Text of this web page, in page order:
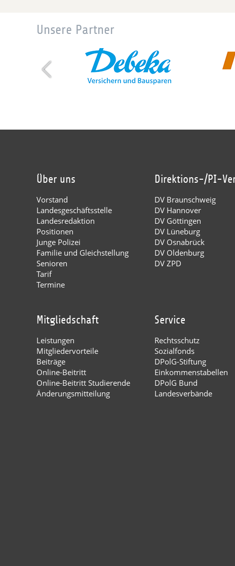
Unsere Partner
Über uns
Vorstand
Landesgeschäftsstelle
Landesredaktion
Positionen
Junge Polizei
Familie und Gleichstellung
Senioren
Tarif
Termine
Direktions-/PI-
DV Braunschweig
DV Hannover
DV Göttingen
DV Lüneburg
DV Osnabrück
DV Oldenburg
DV ZPD
Mitgliedschaft
Leistungen
Mitgliedervorteile
Beiträge
Online-Beitritt
Online-Beitritt Studierende
Änderungsmitteilung
Service
Rechtsschutz
Sozialfonds
DPolG-Stiftung
Einkommenstabellen
DPolG Bund
Landesverbände